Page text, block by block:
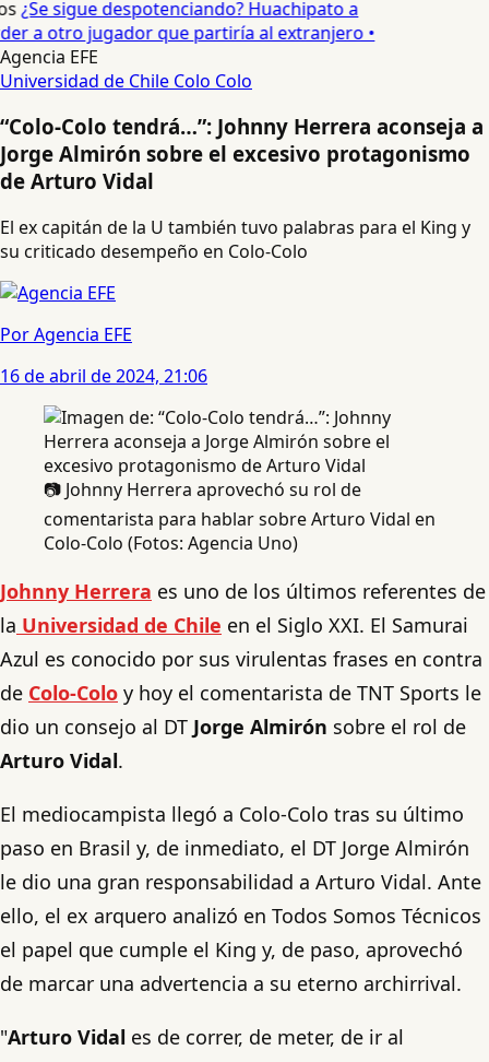
¿Se sigue despotenciando? Huachipato a
a otro jugador que partiría al extranjero •
Agencia EFE
Universidad de Chile Colo Colo
“Colo-Colo tendrá…”: Johnny Herrera aconseja a
Jorge Almirón sobre el excesivo protagonismo
de Arturo Vidal
El ex capitán de la U también tuvo palabras para el King y
su criticado desempeño en Colo-Colo
Por Agencia EFE
16 de abril de 2024, 21:06
📷 Johnny Herrera aprovechó su rol de
comentarista para hablar sobre Arturo Vidal en
Colo-Colo (Fotos: Agencia Uno)
Johnny Herrera es uno de los últimos referentes de
la Universidad de Chile en el Siglo XXI. El Samurai
Azul es conocido por sus virulentas frases en contra
de Colo-Colo y hoy el comentarista de TNT Sports le
dio un consejo al DT Jorge Almirón sobre el rol de
Arturo Vidal.
El mediocampista llegó a Colo-Colo tras su último
paso en Brasil y, de inmediato, el DT Jorge Almirón
le dio una gran responsabilidad a Arturo Vidal. Ante
ello, el ex arquero analizó en Todos Somos Técnicos
el papel que cumple el King y, de paso, aprovechó
de marcar una advertencia a su eterno archirrival.
"Arturo Vidal es de correr, de meter, de ir al